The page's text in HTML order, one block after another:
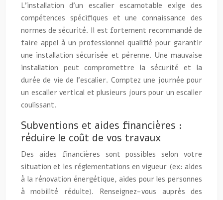
L’installation d’un escalier escamotable exige des
compétences spécifiques et une connaissance des
normes de sécurité. Il est fortement recommandé de
faire appel à un professionnel qualifié pour garantir
une installation sécurisée et pérenne. Une mauvaise
installation peut compromettre la sécurité et la
durée de vie de l’escalier. Comptez une journée pour
un escalier vertical et plusieurs jours pour un escalier
coulissant.
Subventions et aides financières :
réduire le coût de vos travaux
Des aides financières sont possibles selon votre
situation et les réglementations en vigueur (ex: aides
à la rénovation énergétique, aides pour les personnes
à mobilité réduite). Renseignez-vous auprès des